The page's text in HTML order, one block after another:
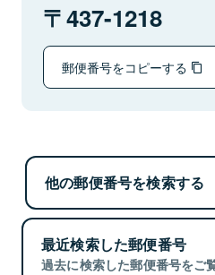
437-1218
郵便番号をコピーする
他の郵便番号を検索する
最近検索した郵便番号
過去に検索した郵便番号をご